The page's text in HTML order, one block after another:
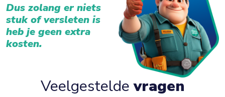
Dus zolang er niets
stuk of versleten is
heb je geen extra
kosten.
Veelgesteldevragen